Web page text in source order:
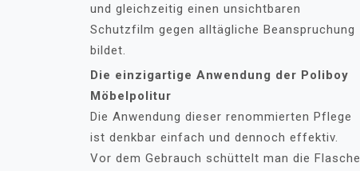
und gleichzeitig einen unsichtbaren
Schutzfilm gegen alltägliche Beanspruchung
bildet.
Die einzigartige Anwendung der Poliboy
Möbelpolitur
Die Anwendung dieser renommierten Pflege
ist denkbar einfach und dennoch effektiv.
Vor dem Gebrauch schüttelt man die Flasche